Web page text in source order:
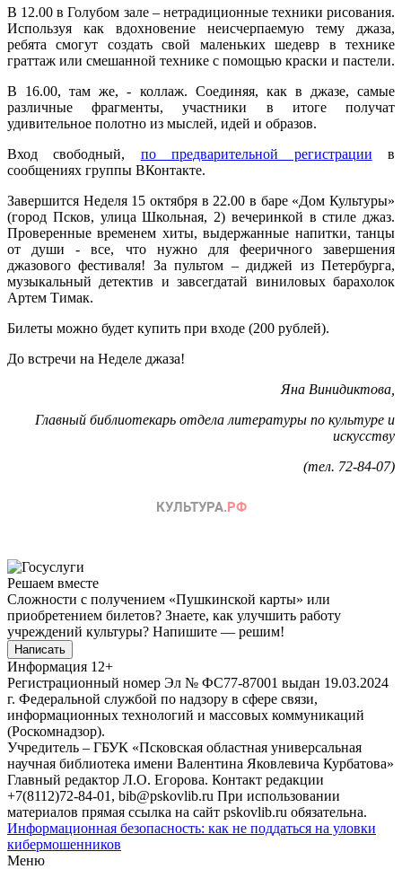
В 12.00 в Голубом зале – нетрадиционные техники рисования.
Используя как вдохновение неисчерпаемую тему джаза,
ребята смогут создать свой маленьких шедевр в технике
граттаж или смешанной технике с помощью краски и пастели.
В 16.00, там же, - коллаж. Соединяя, как в джазе, самые
различные фрагменты, участники в итоге получат
удивительное полотно из мыслей, идей и образов.
Вход свободный, по предварительной регистрации в
сообщениях группы ВКонтакте.
Завершится Неделя 15 октября в 22.00 в баре «Дом Культуры»
(город Псков, улица Школьная, 2) вечеринкой в стиле джаз.
Проверенные временем хиты, выдержанные напитки, танцы
от души - все, что нужно для фееричного завершения
джазового фестиваля! За пультом – диджей из Петербурга,
музыкальный детектив и завсегдатай виниловых барахолок
Артем Тимак.
Билеты можно будет купить при входе (200 рублей).
До встречи на Неделе джаза!
Яна Винидиктова,
Главный библиотекарь отдела литературы по культуре и
искусству
(тел. 72-84-07)
Решаем вместе
Сложности с получением «Пушкинской карты» или
приобретением билетов? Знаете, как улучшить работу
учреждений культуры? Напишите — решим!
Написать
Информация 12+
Регистрационный номер Эл № ФС77-87001 выдан 19.03.2024
г. Федеральной службой по надзору в сфере связи,
информационных технологий и массовых коммуникаций
(Роскомнадзор).
Учредитель – ГБУК «Псковская областная универсальная
научная библиотека имени Валентина Яковлевича Курбатова»
Главный редактор Л.О. Егорова. Контакт редакции
+7(8112)72-84-01, bib@pskovlib.ru При использовании
материалов прямая ссылка на сайт pskovlib.ru обязательна.
Информационная безопасность: как не поддаться на уловки
кибермошенников
Меню